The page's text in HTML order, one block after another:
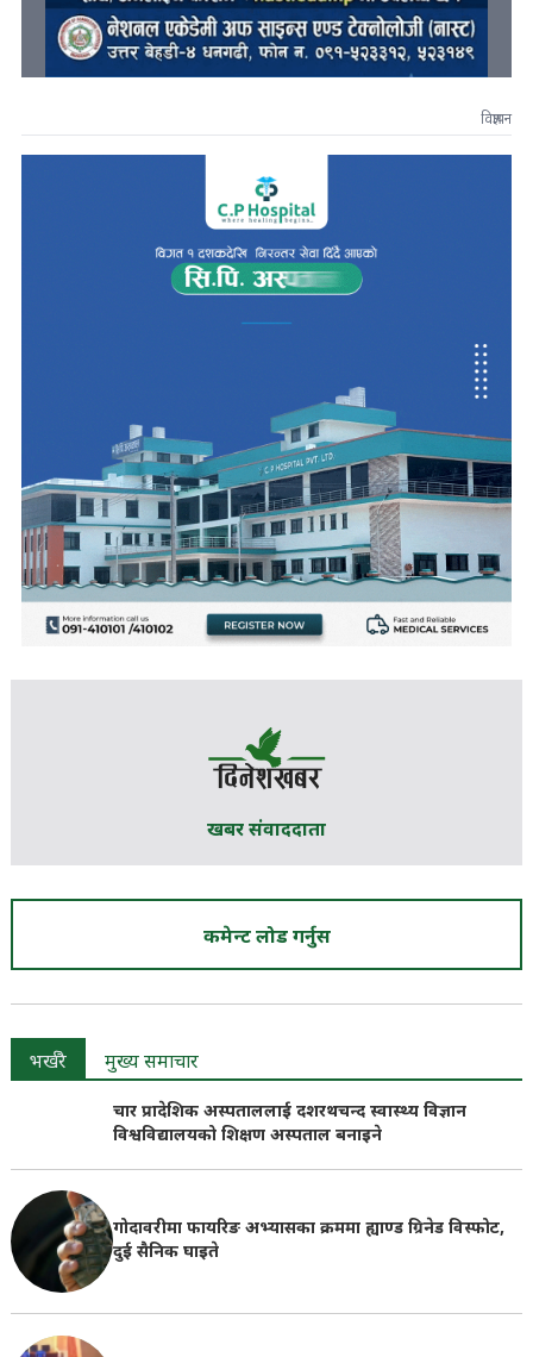
विज्ञापन
खबर संवाददाता
कमेन्ट लोड गर्नुस
भर्खरै मुख्य समाचार
चार प्रादेशिक अस्पताललाई दशरथचन्द स्वास्थ्य विज्ञान
विश्वविद्यालयको शिक्षण अस्पताल बनाइने
गोदावरीमा फायरिङ अभ्यासका क्रममा ह्याण्ड ग्रिनेड विस्फोट,
दुई सैनिक घाइते